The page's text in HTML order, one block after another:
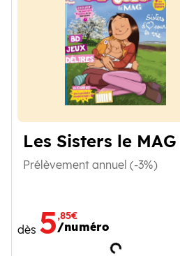
Les Sisters le MAG
Prélèvement annuel (-3%)
dès 5,85€
/numéro
Chargement